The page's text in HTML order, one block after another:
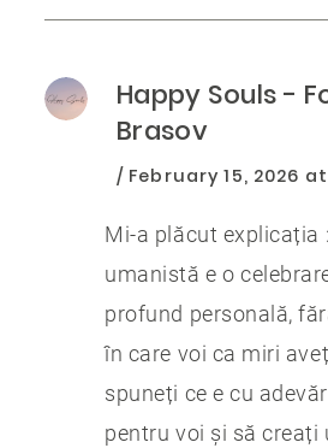
Happy Souls -
Brasov
February 15, 2026 at
Mi-a plăcut explicația
umanistă e o
profund personală,
în care voi ca miri
spuneți ce e cu
pentru voi și să creați